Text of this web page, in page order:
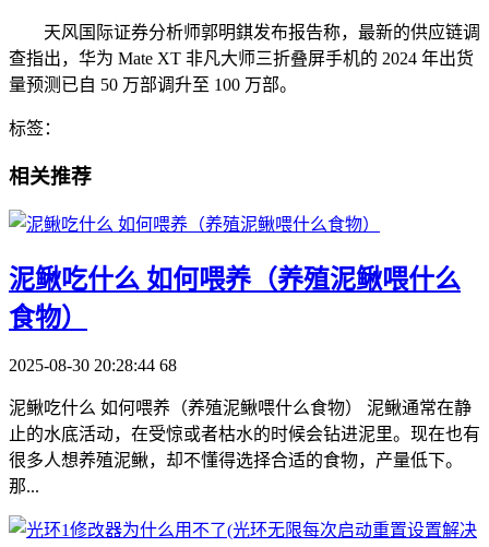
天风国际证券分析师郭明錤发布报告称，最新的供应链调
查指出，华为 Mate XT 非凡大师三折叠屏手机的 2024 年出货
量预测已自 50 万部调升至 100 万部。
标签：
相关推荐
​泥鳅吃什么 如何喂养（养殖泥鳅喂什么
食物）
2025-08-30 20:28:44 68
泥鳅吃什么 如何喂养（养殖泥鳅喂什么食物） 泥鳅通常在静
止的水底活动，在受惊或者枯水的时候会钻进泥里。现在也有
很多人想养殖泥鳅，却不懂得选择合适的食物，产量低下。
那...